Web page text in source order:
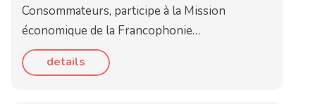
Consommateurs, participe à la Mission
économique de la Francophonie…
details